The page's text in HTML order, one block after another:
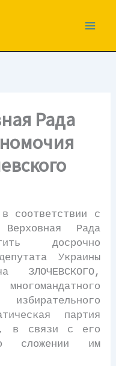
Рада
с
Верховная Рада
досрочно
Украины
ЗЛОЧЕВСКОГО,
партия
в связи с его
сложении им